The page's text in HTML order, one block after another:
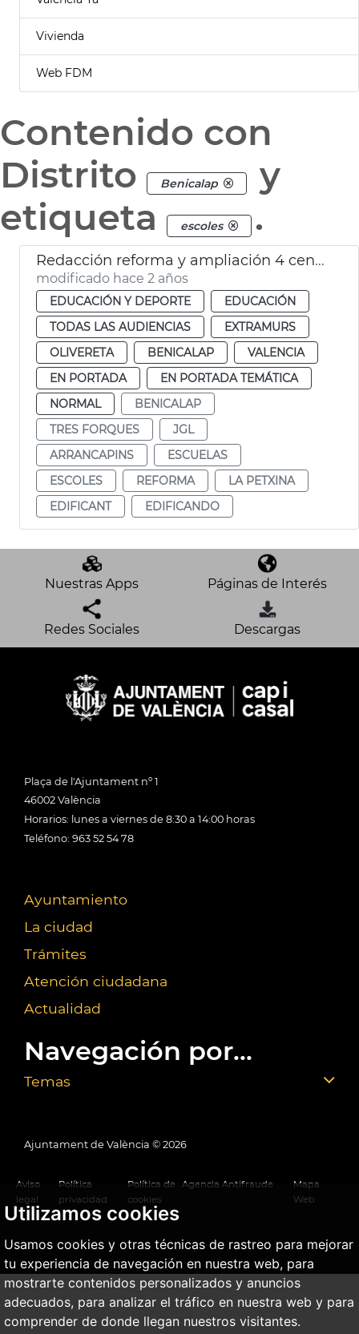
Utilizamos cookies
Usamos cookies y otras técnicas de rastreo para mejorar
tu experiencia de navegación en nuestra web, para
mostrarte contenidos personalizados y anuncios
adecuados, para analizar el tráfico en nuestra web y para
comprender de donde llegan nuestros visitantes.
Vivienda
Web FDM
Contenido con
Distrito
Benicalap
y
etiqueta
escoles .
Redacción reforma y ampliación 4 centros escolares
modificado hace 2 años
EDUCACIÓN Y DEPORTE
EDUCACIÓN
TODAS LAS AUDIENCIAS
EXTRAMURS
OLIVERETA
BENICALAP
VALENCIA
EN PORTADA
EN PORTADA TEMÁTICA
NORMAL
BENICALAP
TRES FORQUES
JGL
ARRANCAPINS
ESCUELAS
ESCOLES
REFORMA
LA PETXINA
EDIFICANT
EDIFICANDO
Nuestras Apps Páginas de Interés
Redes Sociales Descargas
Plaça de l'Ajuntament nº 1
46002 València
Horarios: lunes a viernes de 8:30 a 14:00 horas
Teléfono: 963 52 54 78
Ayuntamiento
La ciudad
Trámites
Atención ciudadana
Actualidad
Navegación por...
Temas
Ajuntament de València © 2026
Aviso
legal
Política
privacidad
Política de
cookies
Agencia Antifraude
Mapa
Web